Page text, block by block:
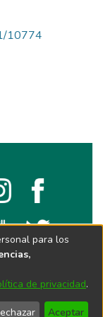
10774
para los
de privacidad.
Aceptar